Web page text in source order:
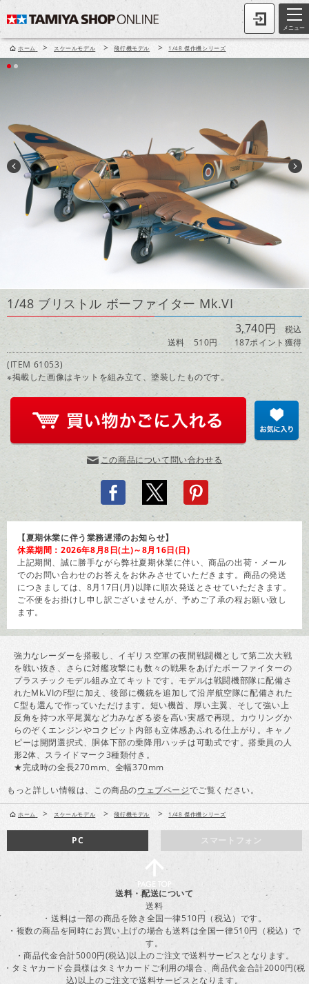
メニュー
ホーム > スケールモデル > 飛行機モデル > 1/48 傑作機シリーズ
1/48 ブリストル ボーファイター Mk.VI
3,740円 税込
送料 510円
187ポイント獲得
(ITEM 61053)
※掲載した画像はキットを組み立て、塗装したものです。
この商品について問い合わせる
【夏期休業に伴う業務遅滞のお知らせ】
休業期間：2026年8月8日(土)～8月16日(日)
上記期間、誠に勝手ながら弊社夏期休業に伴い、商品の出荷・メール
でのお問い合わせのお答えをお休みさせていただきます。商品の発送
につきましては、8月17日(月)以降に順次発送とさせていただきます。
ご不便をお掛けし申し訳ございませんが、予めご了承の程お願い致し
ます。
強力なレーダーを搭載し、イギリス空軍の夜間戦闘機として第二次大戦
を戦い抜き、さらに対艦攻撃にも数々の戦果をあげたボーファイターの
プラスチックモデル組み立てキットです。モデルは戦闘機部隊に配備さ
れたMk.VIのF型に加え、後部に機銃を追加して沿岸航空隊に配備された
C型も選んで作っていただけます。短い機首、厚い主翼、そして強い上
反角を持つ水平尾翼など力みなぎる姿を高い実感で再現。カウリングか
らのぞくエンジンやコクピット内部も立体感あふれる仕上がり。キャノ
ピーは開閉選択式、胴体下部の乗降用ハッチは可動式です。搭乗員の人
形2体、スライドマーク3種類付き。
★完成時の全長270mm、全幅370mm
もっと詳しい情報は、この商品のウェブページでご覧ください。
ホーム > スケールモデル > 飛行機モデル > 1/48 傑作機シリーズ
スマートフォン
PC
送料・配送について
送料
・送料は一部の商品を除き全国一律510円（税込）です。
・複数の商品を同時にお買い上げの場合も送料は全国一律510円（税込）で
す。
・商品代金合計5000円(税込)以上のご注文で送料サービスとなります。
・タミヤカード会員様はタミヤカードご利用の場合、商品代金合計2000円(税
込)以上のご注文で送料サービスとなります。